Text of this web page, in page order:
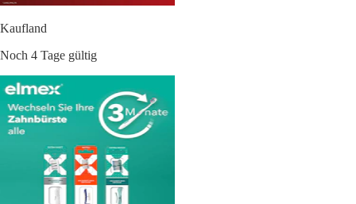
Kaufland
Noch 4 Tage gültig